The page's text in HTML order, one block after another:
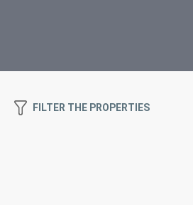
FILTER THE PROPERTIES